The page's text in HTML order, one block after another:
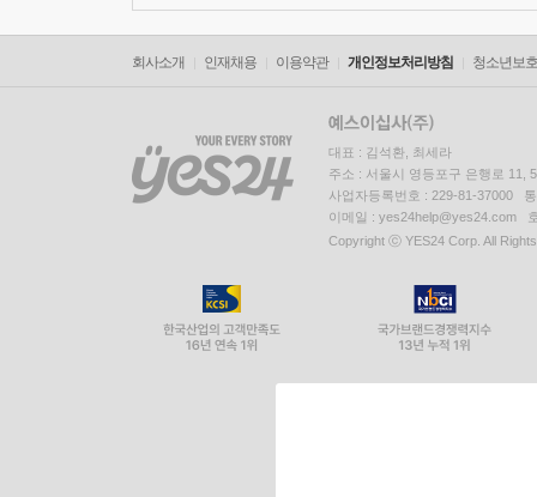
회사소개 인재채용 이용약관 개인정보처리방침 청소년보
대표 : 김석환, 최세라
주소 : 서울시 영등포구 은행로 11,
사업자등록번호 : 229-81-37000
이메일 : yes24help@yes24.com
Copyright ⓒ YES24 Corp. All